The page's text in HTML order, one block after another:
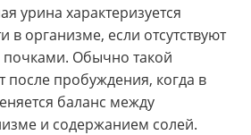
урина характеризуется
в организме, если отсутствуют
почками. Обычно такой
после пробуждения, когда в
баланс между
и содержанием солей.